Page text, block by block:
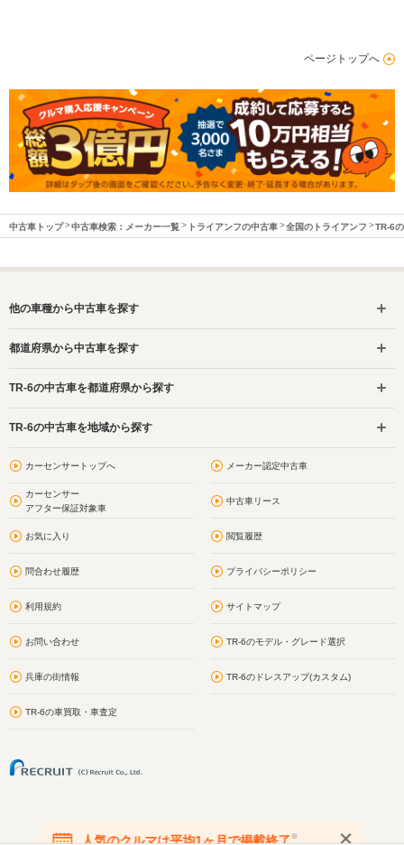
ページトップへ
中古車トップ 中古車検索：メーカー一覧 トライアンフの中古車 全国のトライアンフ TR-6
他の車種から中古車を探す
都道府県から中古車を探す
TR-6の中古車を都道府県から探す
TR-6の中古車を地域から探す
カーセンサートップへ メーカー認定中古車
カーセンサー
アフター保証対象車
中古車リース
お気に入り 閲覧履歴
問合わせ履歴 プライバシーポリシー
利用規約 サイトマップ
お問い合わせ TR-6のモデル・グレード選択
兵庫の街情報 TR-6のドレスアップ(カスタム)
TR-6の車買取・車査定
人気のクルマは平均1ヶ月で掲載終了※